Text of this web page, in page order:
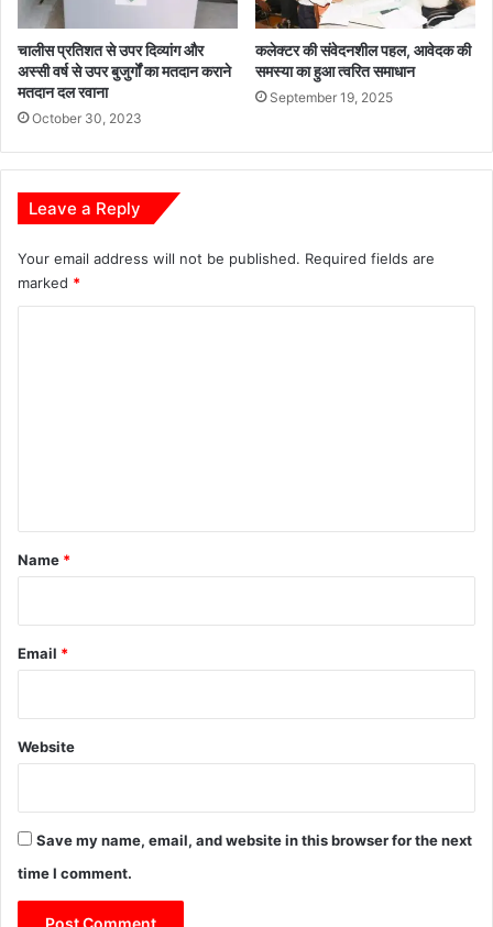
चालीस प्रतिशत से उपर दिव्यांग और
अस्सी वर्ष से उपर बुजुर्गों का मतदान कराने
मतदान दल रवाना
October 30, 2023
कलेक्टर की संवेदनशील पहल, आवेदक की
समस्या का हुआ त्वरित समाधान
September 19, 2025
Leave a Reply
Your email address will not be published. Required fields are
marked *
*
Name *
Email *
Website
Save my name, email, and website in this browser for the next
time I comment.